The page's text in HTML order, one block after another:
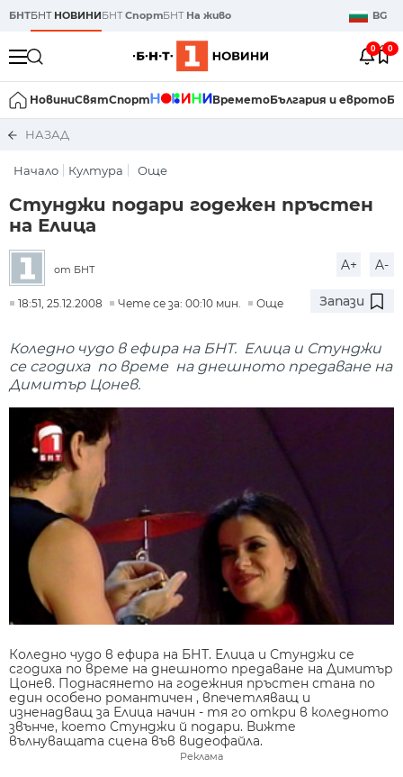
БНТБНТ НОВИНИБНТСпортБНТ На живо BG
0 0
НовиниСвятСпорт ВреметоБългария и еврото
НАЗАД
Начало Култура Още
Стунджи подари годежен пръстен
на Елица
от БНТ A+ A-
18:51, 25.12.2008 Чете се за: 00:10 мин. Още Запази
Коледно чудо в ефира на БНТ. Елица и Стунджи
се сгодиха по време на днешното предаване на
Димитър Цонев.
Коледно чудо в ефира на БНТ. Елица и Стунджи се
сгодиха по време на днешното предаване на Димитър
Цонев. Поднасянето на годежния пръстен стана по
един особено романтичен , впечетляващ и
изненадващ за Елица начин - тя го откри в коледното
звънче, което Стунджи й подари. Вижте
вълнуващата сцена във видеофайла.
Реклама